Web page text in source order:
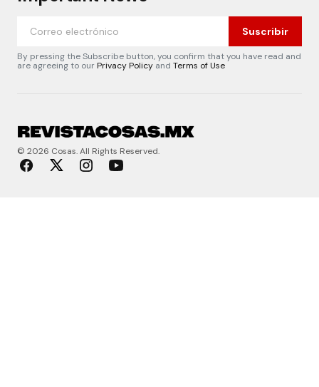
Suscribir
By pressing the Subscribe button, you confirm that you have read and
are agreeing to ourPrivacy Policy and Terms of Use
© 2026 Cosas. All Rights Reserved.